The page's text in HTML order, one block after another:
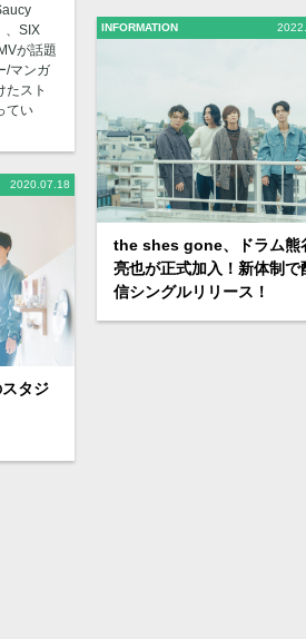
、SIX
が話題
/マンガ
たスト
てい
2020.07.18
タジ
INFORMATION
the shes gone、ドラム熊
亮也が正式加入！新体制で
信シングルリリース！